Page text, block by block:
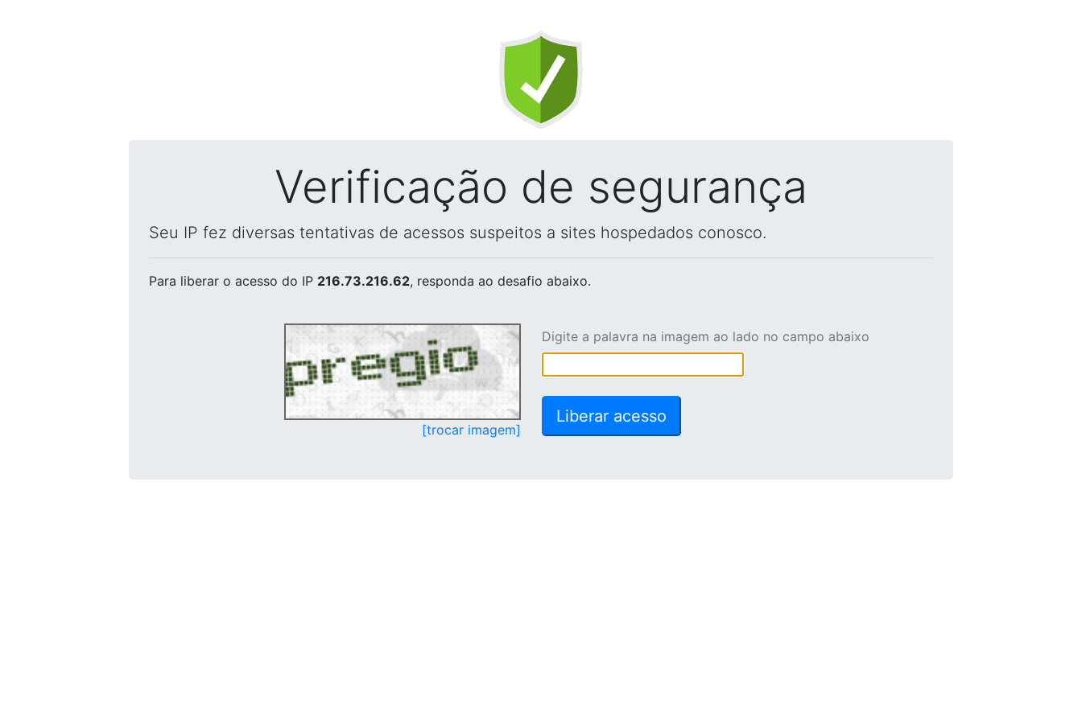
Verificação de segurança
Seu IP fez diversas tentativas de acessos suspeitos a sites hospedados conosco.
Para liberar o acesso do IP 216.73.216.62, responda ao desafio abaixo.
[trocar imagem]
Digite a palavra na imagem ao lado no campo abaixo